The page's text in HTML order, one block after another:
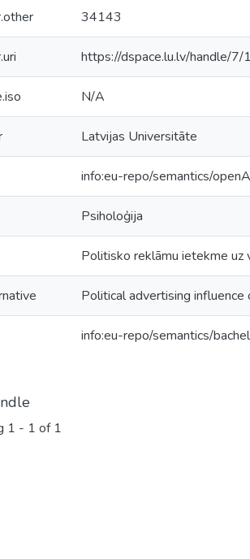
34143
https://dspace.lu.lv/handle/
N/A
Latvijas Universitāte
info:eu-repo/semantics/
Psiholoģija
Politisko reklāmu ietekme uz
Political advertising
info:eu-repo/semantics/
1 - 1 of 1